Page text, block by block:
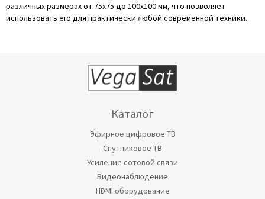
различных размерах от 75x75 до 100x100 мм, что позволяет
использовать его для практически любой современной техники.
Каталог
Эфирное цифровое ТВ
Спутниковое ТВ
Усиление сотовой связи
Видеонаблюдение
HDMI оборудование